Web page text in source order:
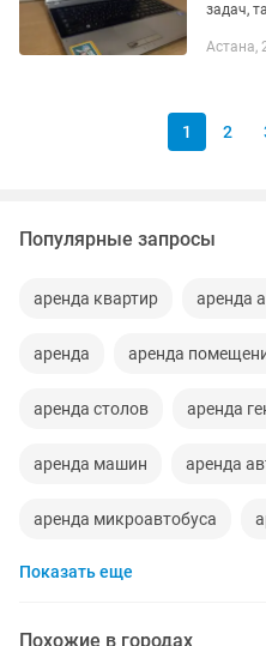
задач,
Астана,
1 2
Популярные запросы
аренда квартир аренда
аренда аренда
аренда столов аренда
аренда машин аренда
аренда микроавтобуса
аренда инструментов
Показать еще
Похожие в городах